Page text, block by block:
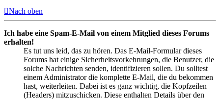
Nach oben
Ich habe eine Spam-E-Mail von einem Mitglied dieses Forums
erhalten!
Es tut uns leid, das zu hören. Das E-Mail-Formular dieses
Forums hat einige Sicherheitsvorkehrungen, die Benutzer, die
solche Nachrichten senden, identifizieren sollen. Du solltest
einem Administrator die komplette E-Mail, die du bekommen
hast, weiterleiten. Dabei ist es ganz wichtig, die Kopfzeilen
(Headers) mitzuschicken. Diese enthalten Details über den